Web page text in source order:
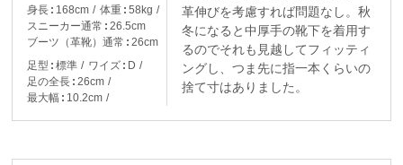
身長 168cm 体重
58kg
スニーカー通常
26.5cm
ブーツ（革靴）通常
26cm
足型
標準 ワイズ
D
足の全長
26cm
最大幅
10.2cm
革伸びを考慮すれば問題なし。秋
冬になると中厚手の靴下を着用す
るのでそれも見越してフィッティ
ングし、つま先に指一本くらいの
捨て寸はありました。